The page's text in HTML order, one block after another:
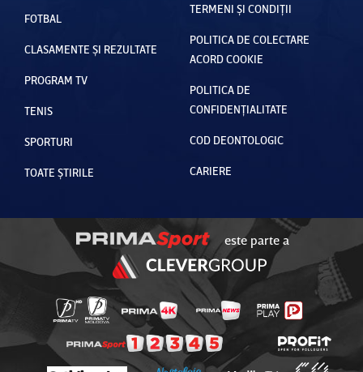
FOTBAL
CLASAMENTE ȘI REZULTATE
PROGRAM TV
TENIS
SPORTURI
TOATE ȘTIRILE
TERMENI ȘI CONDIȚII
POLITICA DE COLECTARE
ACORD COOKIE
POLITICA DE
CONFIDENȚIALITATE
COD DEONTOLOGIC
CARIERE
este parte a